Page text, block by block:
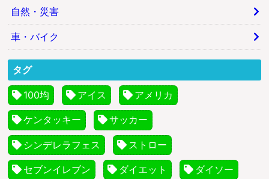
自然・災害
車・バイク
タグ
100均 アイス アメリカ
ケンタッキー サッカー
シンデレラフェス ストロー
セブンイレブン ダイエット ダイソー